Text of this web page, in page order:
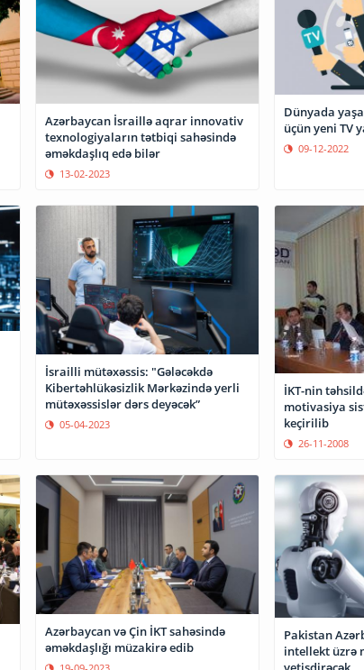
Azərbaycan İsraillə aqrar innovativ
texnologiyaların tətbiqi sahəsində
əməkdaşlıq edə bilər
13-02-2023
Dünyada
üçün
09-12-2022
İsrailli mütəxəssis: "Gələcəkdə
Kibertəhlükəsizlik Mərkəzində yerli
mütəxəssislər dərs deyəcək”
05-04-2023
İKT-nin
motivasiya
keçirilib
26-11-2008
Azərbaycan və Çin İKT sahəsində
əməkdaşlığı müzakirə edib
Pakistan
intellekt üzrə